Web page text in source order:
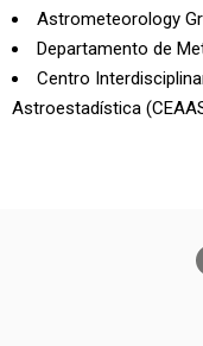
Astrometeorology
Departamento de
Centro
Astroestadística